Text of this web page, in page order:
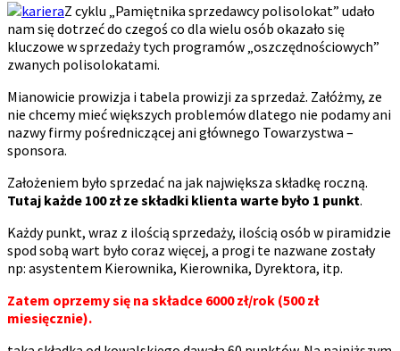
Z cyklu „Pamiętnika sprzedawcy polisolokat” udało
nam się dotrzeć do czegoś co dla wielu osób okazało się
kluczowe w sprzedaży tych programów „oszczędnościowych”
zwanych polisolokatami.
Mianowicie prowizja i tabela prowizji za sprzedaż. Załóżmy, ze
nie chcemy mieć większych problemów dlatego nie podamy ani
nazwy firmy pośredniczącej ani głównego Towarzystwa –
sponsora.
Założeniem było sprzedać na jak największa składkę roczną.
Tutaj każde 100 zł ze składki klienta warte było 1 punkt.
Każdy punkt, wraz z ilością sprzedaży, ilością osób w piramidzie
spod sobą wart było coraz więcej, a progi te nazwane zostały
np: asystentem Kierownika, Kierownika, Dyrektora, itp.
Zatem oprzemy się na składce 6000 zł/rok (500 zł
miesięcznie).